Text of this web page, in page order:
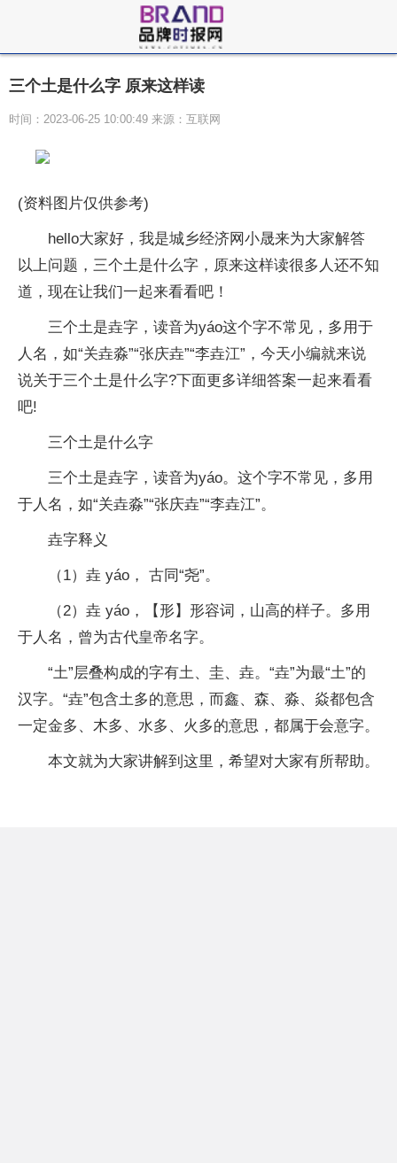
三个土是什么字 原来这样读
时间：2023-06-25 10:00:49 来源：互联网
(资料图片仅供参考)
hello大家好，我是城乡经济网小晟来为大家解答
以上问题，三个土是什么字，原来这样读很多人还不知
道，现在让我们一起来看看吧！
三个土是垚字，读音为yáo这个字不常见，多用于
人名，如“关垚淼”“张庆垚”“李垚江”，今天小编就来说
说关于三个土是什么字?下面更多详细答案一起来看看
吧!
三个土是什么字
三个土是垚字，读音为yáo。这个字不常见，多用
于人名，如“关垚淼”“张庆垚”“李垚江”。
垚字释义
（1）垚 yáo， 古同“尧”。
（2）垚 yáo，【形】形容词，山高的样子。多用
于人名，曾为古代皇帝名字。
“土”层叠构成的字有土、圭、垚。“垚”为最“土”的
汉字。“垚”包含土多的意思，而鑫、森、淼、焱都包含
一定金多、木多、水多、火多的意思，都属于会意字。
本文就为大家讲解到这里，希望对大家有所帮助。